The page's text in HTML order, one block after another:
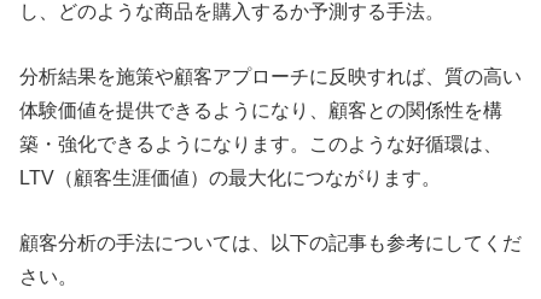
し、どのような商品を購入するか予測する手法。
分析結果を施策や顧客アプローチに反映すれば、質の高い
体験価値を提供できるようになり、顧客との関係性を構
築・強化できるようになります。このような好循環は、
LTV（顧客生涯価値）の最大化につながります。
顧客分析の手法については、以下の記事も参考にしてくだ
さい。